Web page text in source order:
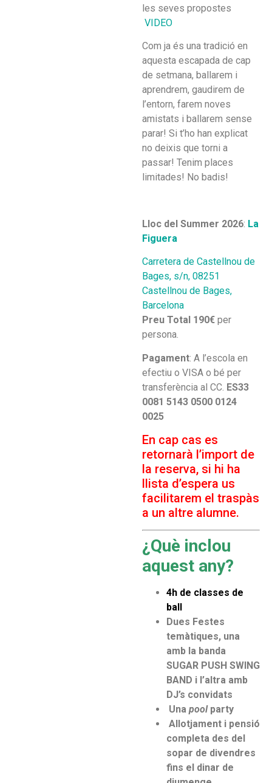
les seves propostes
VIDEO
Com ja és una tradició en
aquesta escapada de cap
de setmana, ballarem i
aprendrem, gaudirem de
l’entorn, farem noves
amistats i ballarem sense
parar! Si t’ho han explicat
no deixis que torni a
passar! Tenim places
limitades! No badis!
Lloc del Summer 2026: La
Figuera
Carretera de Castellnou de
Bages, s/n, 08251
Castellnou de Bages,
Barcelona
Preu Total 190€ per
persona.
Pagament: A l’escola en
efectiu o VISA o bé per
transferència al CC. ES33
0081 5143 0500 0124
0025
En cap cas es
retornarà l’import de
la reserva, si hi ha
llista d’espera us
facilitarem el traspàs
a un altre alumne.
¿Què inclou
aquest any?
4h de classes de
ball
Dues Festes
temàtiques, una
amb la banda
SUGAR PUSH SWING
BAND i l’altra amb
DJ’s convidats
Una poolparty
Allotjament i pensió
completa des del
sopar de divendres
fins el dinar de